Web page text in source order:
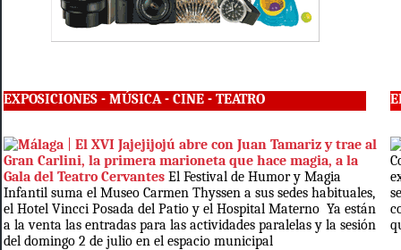
EXPOSICIONES - MÚSICA - CINE - TEATRO
Málaga
El XVI Jajejijojú abre con Juan Tamariz y trae al
Gran Carlini, la primera marioneta que hace magia, a la
Gala del Teatro Cervantes El Festival de Humor y Magia
Infantil suma el Museo Carmen Thyssen a sus sedes habituales,
el Hotel Vincci Posada del Patio y el Hospital Materno Ya están
a la venta las entradas para las actividades paralelas y la sesión
del domingo 2 de julio en el espacio municipal